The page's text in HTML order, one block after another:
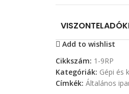
Add to wishlist
Cikkszám: 1-9RP
Kategóriák: Gépi és
Címkék: Általános